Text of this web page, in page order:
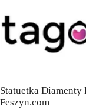
Statuetka
Feszyn.com